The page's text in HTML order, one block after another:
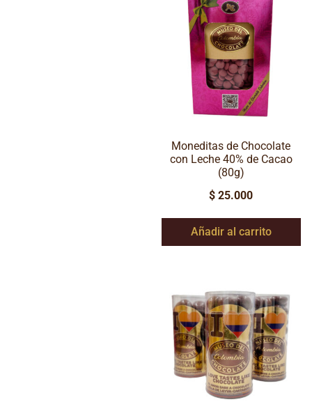
Moneditas de Chocolate
con Leche 40% de Cacao
(80g)
$ 25.000
Añadir al carrito